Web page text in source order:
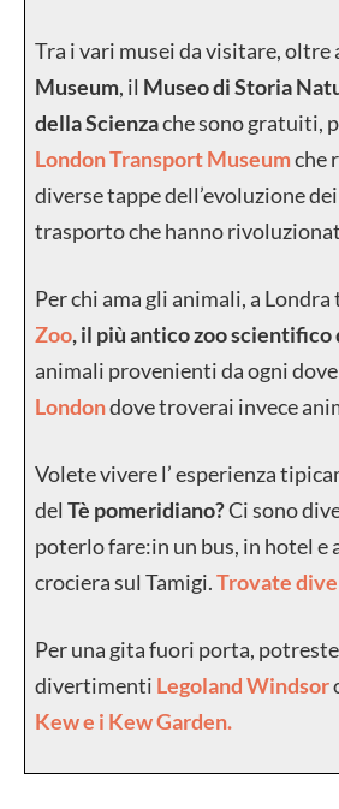
Tra i vari musei da visitare, oltre
Museum, il Museo di Storia
della Scienzache sono gratuiti,
London Transport Museumche
diverse tappe dell’evoluzione
trasporto che hanno
Per chi ama gli animali, a
Zoo, il più antico zoo scientifico
animali provenienti da ogni dove
Londondove troverai invece
Volete vivere l’ esperienza
del Tè pomeridiano?Ci sono
poterlo fare:in un bus, in hotel e
crociera sul Tamigi.Trovate
Per una gita fuori porta,
divertimenti Legoland Windsor
Kew e i Kew Garden.